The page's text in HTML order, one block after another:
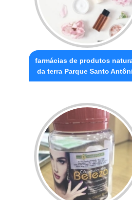
farmácias de produtos
da terra Parque Santo